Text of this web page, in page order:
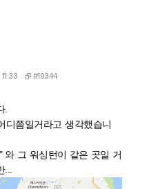
#19344
.
디쯤일거라고 생각했습니
와 그 워싱턴이 같은 곳일 거